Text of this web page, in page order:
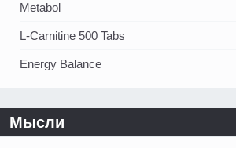
Metabol
L-Carnitine 500 Tabs
Energy Balance
Мысли